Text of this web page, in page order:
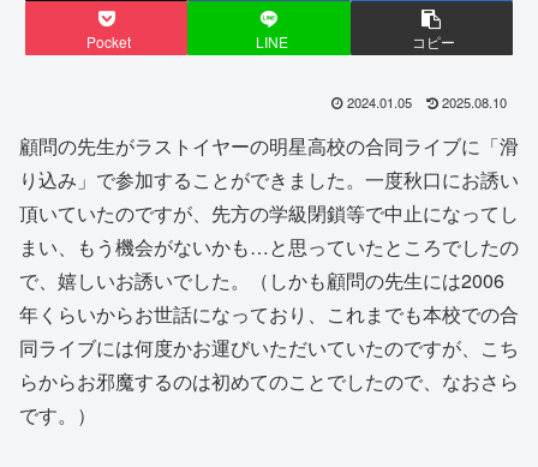
Pocket LINE コピー
2024.01.05 2025.08.10
顧問の先生がラストイヤーの明星高校の合同ライブに「滑
り込み」で参加することができました。一度秋口にお誘い
頂いていたのですが、先方の学級閉鎖等で中止になってし
まい、もう機会がないかも…と思っていたところでしたの
で、嬉しいお誘いでした。（しかも顧問の先生には2006
年くらいからお世話になっており、これまでも本校での合
同ライブには何度かお運びいただいていたのですが、こち
らからお邪魔するのは初めてのことでしたので、なおさら
です。）